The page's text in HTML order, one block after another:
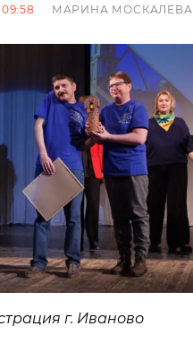
МАРИНА МОСКАЛЕВА
г. Иваново